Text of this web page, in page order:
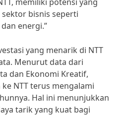
bisnis seperti
energi.”
yang menarik di NTT
Menurut data dari
dan Ekonomi Kreatif,
NTT terus mengalami
Hal ini menunjukkan
tarik yang kuat bagi